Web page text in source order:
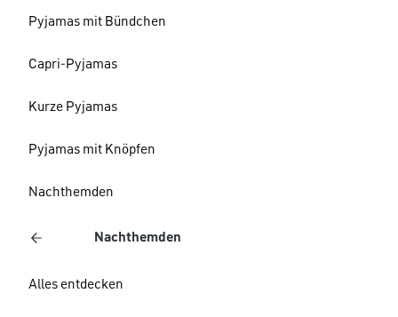
Pyjamas mit Bündchen
Capri-Pyjamas
Kurze Pyjamas
Pyjamas mit Knöpfen
Nachthemden
Nachthemden
Alles entdecken